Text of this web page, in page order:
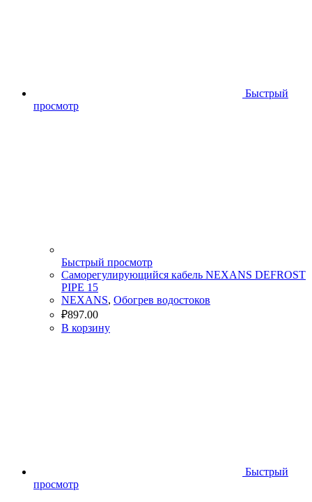
Быстрый
просмотр
Быстрый просмотр
Cаморегулирующийся кабель NEXANS DEFROST
PIPE 15
NEXANS, Обогрев водостоков
₽897.00
В корзину
Быстрый
просмотр